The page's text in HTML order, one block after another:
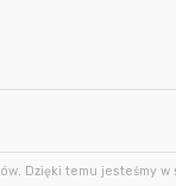
Dzięki temu jesteśmy
11 minut temu